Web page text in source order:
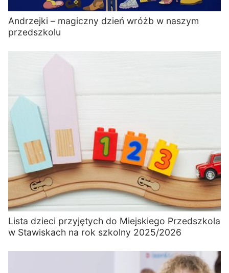
Andrzejki – magiczny dzień wróżb w naszym
przedszkolu
Lista dzieci przyjętych do Miejskiego Przedszkola
w Stawiskach na rok szkolny 2025/2026